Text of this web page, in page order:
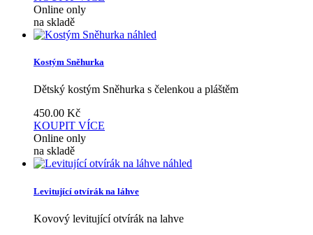
Online only
na skladě
náhled
Kostým Sněhurka
Dětský kostým Sněhurka s čelenkou a pláštěm
450.00 Kč
KOUPIT VÍCE
Online only
na skladě
náhled
Levitující otvírák na láhve
Kovový levitující otvírák na lahve